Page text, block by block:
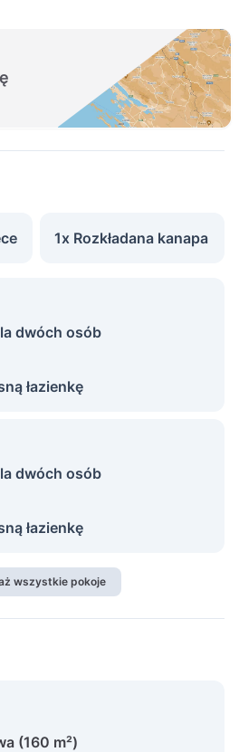
1x Rozkładana kanapa
dwóch osób
łazienkę
dwóch osób
łazienkę
wszystkie pokoje
(160 m²)